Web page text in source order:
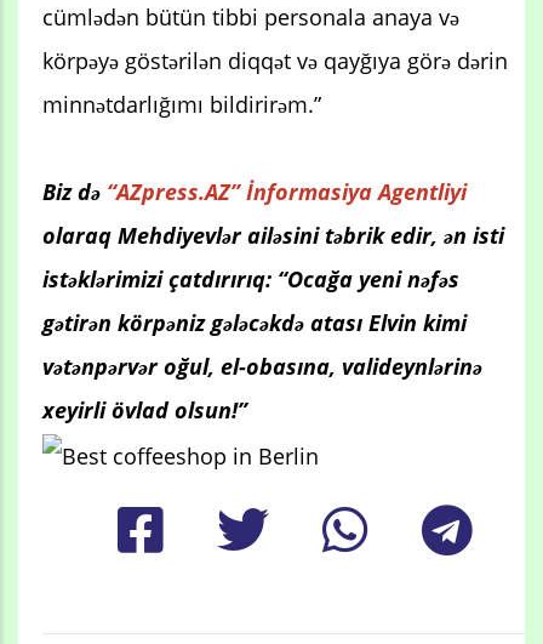
cümlədən bütün tibbi personala anaya və
körpəyə göstərilən diqqət və qayğıya görə dərin
minnətdarlığımı bildirirəm.”
Biz də “AZpress.AZ” İnformasiya Agentliyi
olaraq Mehdiyevlər ailəsini təbrik edir, ən isti
istəklərimizi çatdırırıq: “Ocağa yeni nəfəs
gətirən körpəniz gələcəkdə atası Elvin kimi
vətənpərvər oğul, el-obasına, valideynlərinə
xeyirli övlad olsun!”